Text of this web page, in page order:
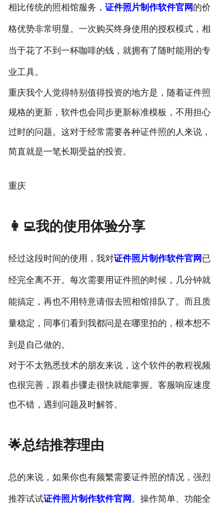
相比传统的照相馆服务， 证件照片制作软件官网 的价
格优势非常明显。一次购买终身使用的授权模式，相
当于花了不到一杯咖啡的钱，就拥有了随时能用的专
业工具。
重庆我个人觉得特别值得投资的地方是，随着证件照
规格的更新，软件也会同步更新标准模板，不用担心
过时的问题。这对于经常需要各种证件照的人来说，
简直就是一笔长期受益的投资。
重庆
👩‍💻我的使用体验分享
经过这段时间的使用，我对证件照片制作软件官网 已
经完全离不开。每次需要用证件照的时候，几分钟就
能搞定，再也不用特意请假去照相馆排队了。而且质
量稳定，同事们看到我都问是在哪里拍的，根本想不
到是自己做的。
对于不太熟悉技术的朋友来说，这个软件的教程视频
也很完善，跟着步骤走很快就能掌握。客服响应速度
也不错，遇到问题及时解答。
🌟总结推荐理由
总的来说，如果你也有频繁需要证件照的情况，强烈
推荐试试证件照片制作软件官网 。操作简单、功能全